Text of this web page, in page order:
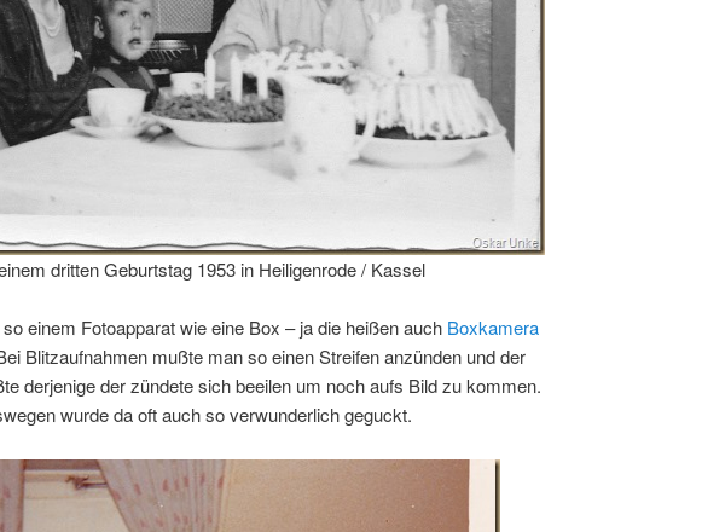
dritten Geburtstag 1953 in Heiligenrode / Kassel
einem Fotoapparat wie eine Box – ja die heißen auch Boxkamera
Blitzaufnahmen mußte man so einen Streifen anzünden und der
derjenige der zündete sich beeilen um noch aufs Bild zu kommen.
wurde da oft auch so verwunderlich geguckt.